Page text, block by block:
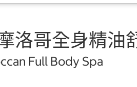
洛哥全身精油
Full Body Spa